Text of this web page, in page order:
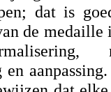
dat is
de medaille
en